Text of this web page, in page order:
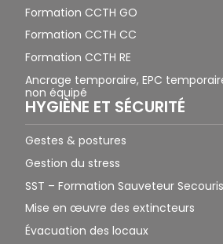
Formation CCTH GO
Formation CCTH CC
Formation CCTH RE
Ancrage temporaire, EPC
non équipé
HYGIÈNE ET SÉCURITÉ
Gestes & postures
Gestion du stress
SST – Formation Sauveteur
Mise en œuvre des extincteurs
Évacuation des locaux